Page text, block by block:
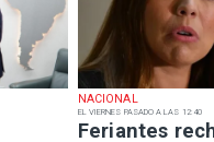
NACIONAL
EL VIERNES PASADO A LAS 12:40
Feriantes